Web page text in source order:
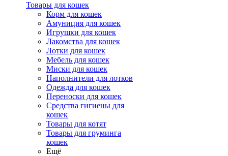
Товары для кошек
Корм для кошек
Амуниция для кошек
Игрушки для кошек
Лакомства для кошек
Лотки для кошек
Мебель для кошек
Миски для кошек
Наполнители для лотков
Одежда для кошек
Переноски для кошек
Средства гигиены для
кошек
Товары для котят
Товары для груминга
кошек
Ещё